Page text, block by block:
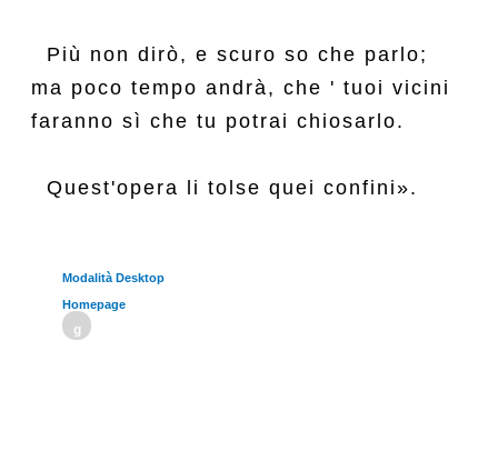
  Più non dirò, e scuro so che parlo;
ma poco tempo andrà, che ' tuoi vicini
faranno sì che tu potrai chiosarlo.
Modalità Desktop
Homepage
g